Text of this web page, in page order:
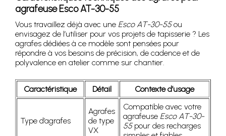
agrafeuse Esco AT-30-55
Vous travaillez déjà avec une Esco AT-30-55ou
envisagez de l’utiliser pour vos projets de tapisserie ? Les
agrafes dédiées à ce modèle sont pensées pour
répondre à vos besoins de précision, de cadence et de
polyvalence en atelier comme sur chantier.
Caractéristique Détail Contexte d’usage
Type d’agrafes
Agrafes
de type
VX
Compatible avec votre
agrafeuse Esco AT-30-
55pour des recharges